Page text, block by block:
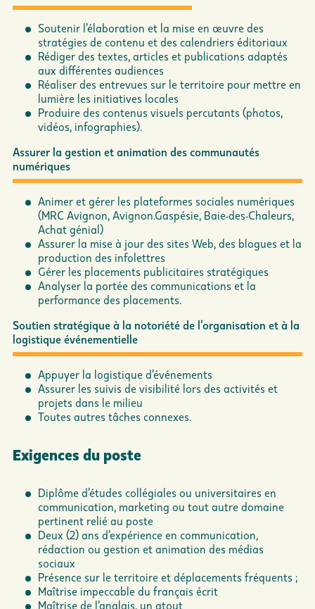
Soutenir l’élaboration et la mise en œuvre des
stratégies de contenu et des calendriers éditoriaux
Rédiger des textes, articles et publications adaptés
aux différentes audiences
Réaliser des entrevues sur le territoire pour mettre en
lumière les initiatives locales
Produire des contenus visuels percutants (photos,
vidéos, infographies).
Assurer la gestion et animation des communautés
numériques
Animer et gérer les plateformes sociales numériques
(MRC Avignon, Avignon.Gaspésie, Baie-des-Chaleurs,
Achat génial)
Assurer la mise à jour des sites Web, des blogues et la
production des infolettres
Gérer les placements publicitaires stratégiques
Analyser la portée des communications et la
performance des placements.
Soutien stratégique à la notoriété de l’organisation et à la
logistique événementielle
Appuyer la logistique d’événements
Assurer les suivis de visibilité lors des activités et
projets dans le milieu
Toutes autres tâches connexes.
Exigences du poste
Diplôme d’études collégiales ou universitaires en
communication, marketing ou tout autre domaine
pertinent relié au poste
Deux (2) ans d’expérience en communication,
rédaction ou gestion et animation des médias
sociaux
Présence sur le territoire et déplacements fréquents ;
Maîtrise impeccable du français écrit
Maîtrise de l’anglais, un atout